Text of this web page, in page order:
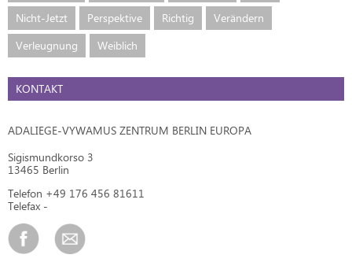
Nicht-Jetzt
Perspektive Richtig
Verändern
Verleugnung
Weiblich
KONTAKT
ADALIEGE-VYWAMUS ZENTRUM BERLIN EUROPA
Sigismundkorso 3
13465 Berlin
Telefon +49 176 456 81611
Telefax -